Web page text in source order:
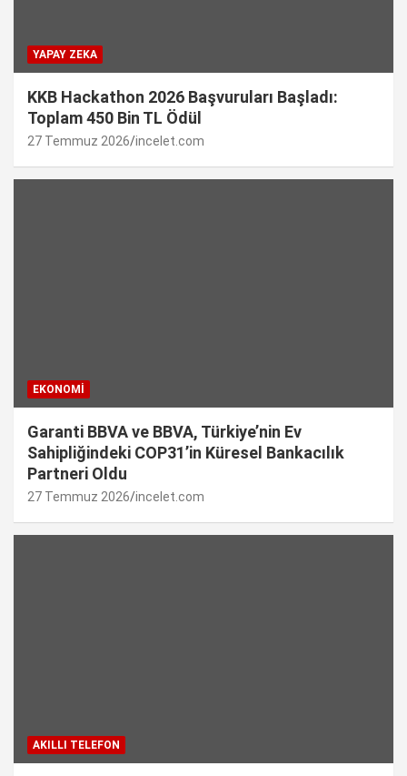
YAPAY ZEKA
KKB Hackathon 2026 Başvuruları Başladı:
Toplam 450 Bin TL Ödül
27 Temmuz 2026 incelet.com
EKONOMI
Garanti BBVA ve BBVA, Türkiye’nin Ev
Sahipliğindeki COP31’in Küresel Bankacılık
Partneri Oldu
27 Temmuz 2026 incelet.com
AKILLI TELEFON